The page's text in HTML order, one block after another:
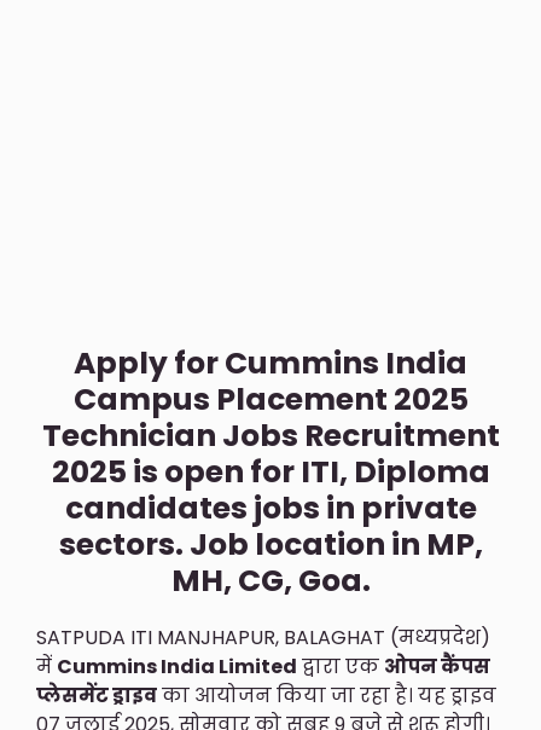
Apply for Cummins India
Campus Placement 2025
Technician Jobs Recruitment
2025 is open for ITI, Diploma
candidates jobs in private
sectors. Job location in MP,
MH, CG, Goa.
SATPUDA ITI MANJHAPUR, BALAGHAT (मध्यप्रदेश)
में Cummins India Limited द्वारा एक ओपन कैंपस
प्लेसमेंट ड्राइवका आयोजन किया जा रहा है। यह ड्राइव
07 जुलाई 2025, सोमवार को सुबह 9 बजे से शुरू होगी।